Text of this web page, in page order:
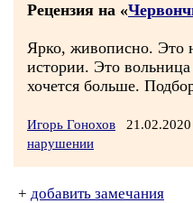
Рецензия на «
Ярко, живописно. Это
истории. Это
хочется больше.
Игорь Гонохов
нарушении
+ добавить замечания